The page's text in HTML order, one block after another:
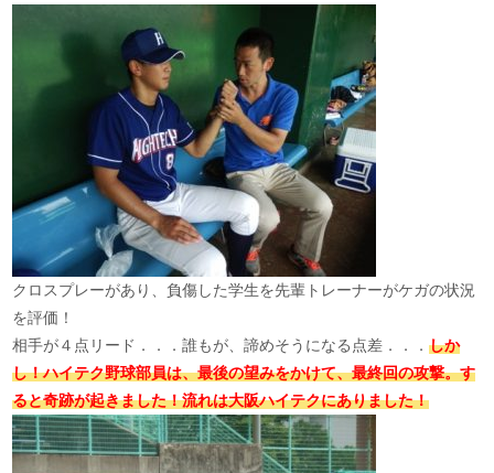
クロスプレーがあり、負傷した学生を先輩トレーナーがケガの状況
を評価！
相手が４点リード．．．誰もが、諦めそうになる点差．．．しか
し！ハイテク野球部員は、最後の望みをかけて、最終回の攻撃。す
ると奇跡が起きました！流れは大阪ハイテクにありました！